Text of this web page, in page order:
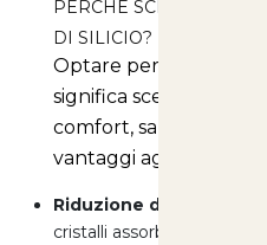
PERCHÉ SCEGLIERE LA
DI SILICIO?
Optare per la lettiera ai
significa scegliere un
comfort, salute e
vantaggi aggiuntivi:
Riduzione dei cattivi
cristalli assorbe e